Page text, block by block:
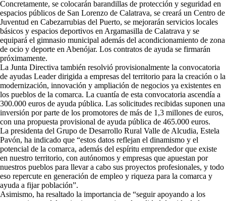
Concretamente, se colocarán barandillas de protección y seguridad en
espacios públicos de San Lorenzo de Calatrava, se creará un Centro de
Juventud en Cabezarrubias del Puerto, se mejorarán servicios locales
básicos y espacios deportivos en Argamasilla de Calatrava y se
equipará el gimnasio municipal además del acondicionamiento de zona
de ocio y deporte en Abenójar. Los contratos de ayuda se firmarán
próximamente.
La Junta Directiva también resolvió provisionalmente la convocatoria
de ayudas Leader dirigida a empresas del territorio para la creación o la
modernización, innovación y ampliación de negocios ya existentes en
los pueblos de la comarca. La cuantía de esta convocatoria ascendía a
300.000 euros de ayuda pública. Las solicitudes recibidas suponen una
inversión por parte de los promotores de más de 1,3 millones de euros,
con una propuesta provisional de ayuda pública de 465.000 euros.
La presidenta del Grupo de Desarrollo Rural Valle de Alcudia, Estela
Pavón, ha indicado que “estos datos reflejan el dinamismo y el
potencial de la comarca, además del espíritu emprendedor que existe
en nuestro territorio, con autónomos y empresas que apuestan por
nuestros pueblos para llevar a cabo sus proyectos profesionales, y todo
eso repercute en generación de empleo y riqueza para la comarca y
ayuda a fijar población”.
Asimismo, ha resaltado la importancia de “seguir apoyando a los